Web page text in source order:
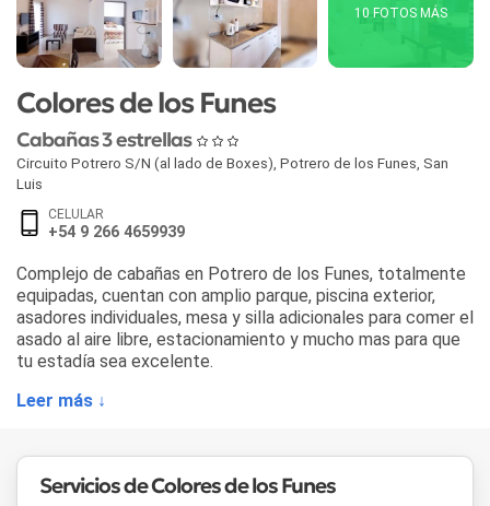
10 FOTOS MÁS
Colores de los Funes
Cabañas 3 estrellas
Circuito Potrero S/N (al lado de Boxes) Potrero de los Funes San
Luis
CELULAR
+54 9 266 4659939
Complejo de cabañas en Potrero de los Funes, totalmente
equipadas, cuentan con amplio parque, piscina exterior,
asadores individuales, mesa y silla adicionales para comer el
asado al aire libre, estacionamiento y mucho mas para que
tu estadía sea excelente.
Leer más ↓
Servicios de Colores de los Funes